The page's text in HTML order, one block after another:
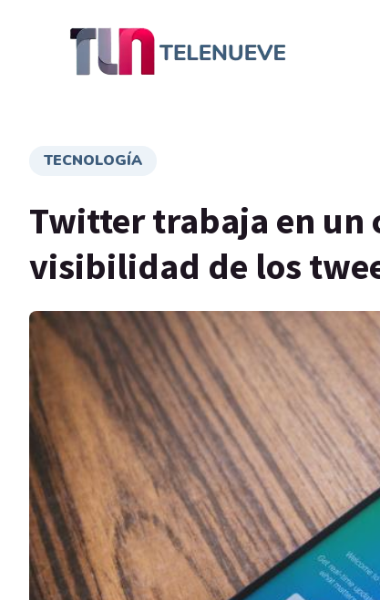
TECNOLOGÍA
Twitter trabaja en un
visibilidad de los